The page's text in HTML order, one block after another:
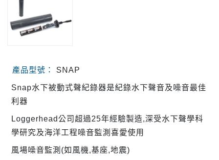
產品型號： SNAP
Snap水下被動式聲紀錄器是紀錄水下聲音及噪音最佳
利器
Loggerhead公司超過25年經驗製造,深受水下聲學科
學研究及海洋工程噪音監測喜愛使用
風場噪音監測(如風機,基座,地震)